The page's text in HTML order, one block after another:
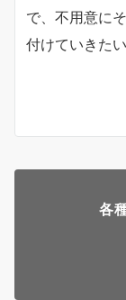
で、不用意に
付けていきた
各